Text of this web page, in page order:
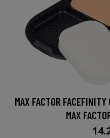
MAX FACTOR FACEFINITY
MAX